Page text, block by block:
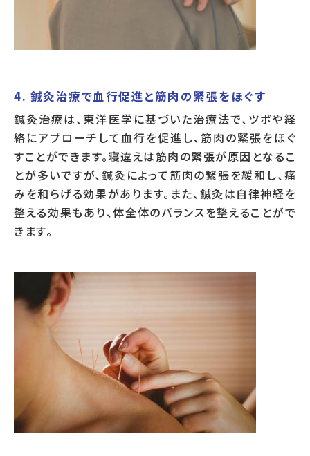
4. 鍼灸治療で血行促進と筋肉の緊張をほぐす
鍼灸治療は、東洋医学に基づいた治療法で、ツボや経
絡にアプローチして血行を促進し、筋肉の緊張をほぐ
すことができます。寝違えは筋肉の緊張が原因となるこ
とが多いですが、鍼灸によって筋肉の緊張を緩和し、痛
みを和らげる効果があります。また、鍼灸は自律神経を
整える効果もあり、体全体のバランスを整えることがで
きます。